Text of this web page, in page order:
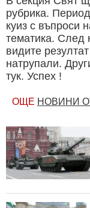
рубрика.
куиз с въпроси
тематика. След
видите
натрупали.
тук. Успех !
ОЩЕ НОВИНИ